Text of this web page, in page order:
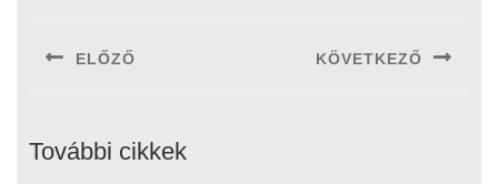
ELŐZŐ KÖVETKEZŐ
További cikkek